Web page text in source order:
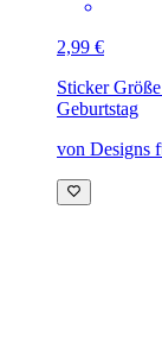
2,99 €
Sticker
Geburtstag
von Designs